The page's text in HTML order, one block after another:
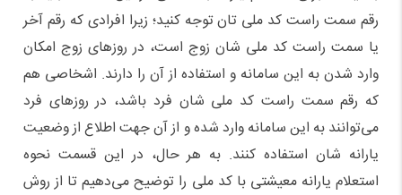
رقم سمت راست کد ملی تان توجه کنید؛ زیرا افرادی که رقم آخر
یا سمت راست کد ملی شان زوج است، در روزهای زوج امکان
وارد شدن به این سامانه و استفاده از آن را دارند. اشخاصی هم
که رقم سمت راست کد ملی شان فرد باشد، در روزهای فرد
می‌توانند به این سامانه وارد شده و از آن جهت اطلاع از وضعیت
یارانه شان استفاده کنند. به هر حال، در این قسمت نحوه
استعلام یارانه معیشتی با کد ملی را توضیح می‌دهیم تا از روش